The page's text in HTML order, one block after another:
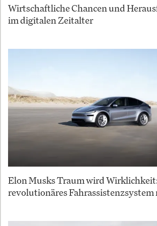
Wirtschaftliche Chancen und
im digitalen Zeitalter
Elon Musks Traum wird
revolutionäres Fahrassistenzsystem